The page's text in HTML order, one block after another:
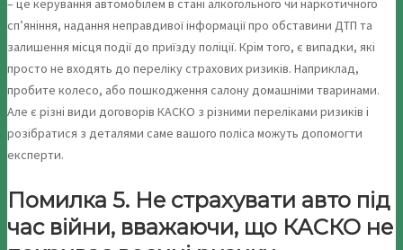
– це керування автомобілем в стані алкогольного чи наркотичного
сп’яніння, надання неправдивої інформації про обставини ДТП та
залишення місця події до приїзду поліції. Крім того, є випадки, які
просто не входять до переліку страхових ризиків. Наприклад,
пробите колесо, або пошкодження салону домашніми тваринами.
Але є різні види договорів КАСКО з різними переліками ризиків і
розібратися з деталями саме вашого поліса можуть допомогти
експерти.
Помилка 5. Не страхувати авто під
час війни, вважаючи, що КАСКО не